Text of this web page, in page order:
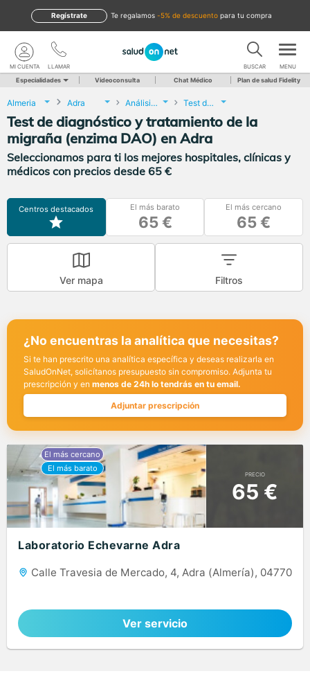
te regalamos -5% de descuento para tu compra
Regístrate
LLAMAR
MI CUENTA BUSCAR MENU
Especialidades Videoconsulta Chat Médico Plan de salud Fidelity
Almeria Adra Análisis Clínicos Test de diagnóstico y tratamiento de la migraña (enzima DAO)
Test de diagnóstico y tratamiento de la
migraña (enzima DAO) en Adra
Seleccionamos para ti los mejores hospitales, clínicas y
médicos con precios desde 65 €
Centros destacados El más barato
65 €
El más cercano
65 €
Ver mapa Filtros
¿No encuentras la analítica que necesitas?
Si te han prescrito una analítica específica y deseas realizarla en
SaludOnNet, solicítanos presupuesto sin compromiso. Adjunta tu
prescripción y en menos de 24h lo tendrás en tu email.
Adjuntar prescripción
PRECIO
65 €
Laboratorio Echevarne Adra
Calle Travesia de Mercado, 4, Adra (Almería), 04770
Ver servicio